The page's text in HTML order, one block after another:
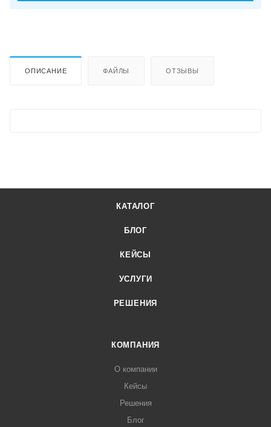
ОПИСАНИЕ ФАЙЛЫ ОТЗЫВЫ
КАТАЛОГ
БЛОГ
КЕЙСЫ
УСЛУГИ
РЕШЕНИЯ
КОМПАНИЯ
О компании
Кейсы
Решения
Блог